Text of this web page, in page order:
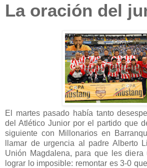
La oración del
El martes pasado había tanto
del Atlético Junior por el partido que
siguiente con Millonarios en
llamar de urgencia al padre Alberto
Unión Magdalena, para que les
lograr lo imposible: remontar es 3-0